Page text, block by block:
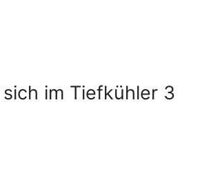
im Tiefkühler 3